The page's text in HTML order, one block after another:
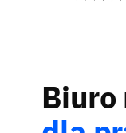
Biuro